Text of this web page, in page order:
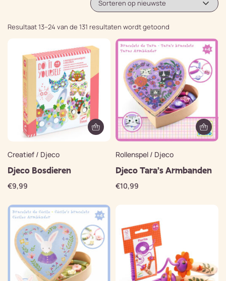
Resultaat 13–24 van de 131 resultaten wordt getoond
Creatief / Djeco
Djeco Bosdieren
€9,99
Rollenspel / Djeco
Djeco Tara’s Armbanden
€10,99